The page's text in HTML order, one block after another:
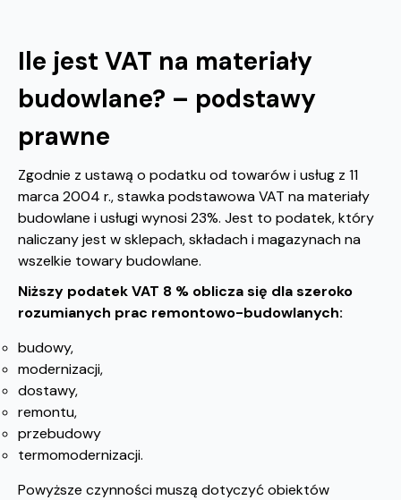
Ile jest VAT na materiały
budowlane? – podstawy
prawne
Zgodnie z ustawą o podatku od towarów i usług z 11
marca 2004 r., stawka podstawowa VAT na materiały
budowlane i usługi wynosi 23%. Jest to podatek, który
naliczany jest w sklepach, składach i magazynach na
wszelkie towary budowlane.
Niższy podatek VAT 8 % oblicza się dla szeroko
rozumianych prac remontowo-budowlanych:
budowy,
modernizacji,
dostawy,
remontu,
przebudowy
termomodernizacji.
Powyższe czynności muszą dotyczyć obiektów